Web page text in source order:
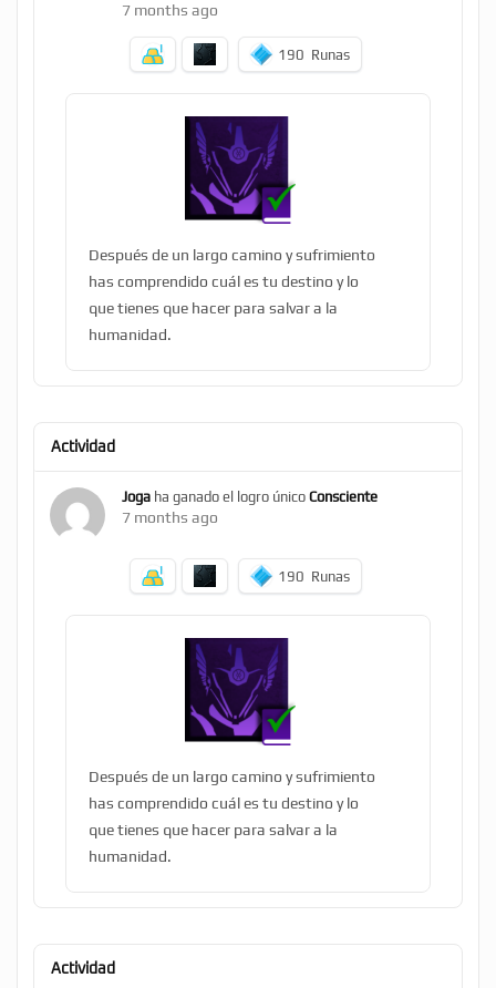
7 months ago
190 Runas
Después de un largo camino y sufrimiento
has comprendido cuál es tu destino y lo
que tienes que hacer para salvar a la
humanidad.
Actividad
Joga ha ganado el logro único Consciente
7 months ago
190 Runas
Después de un largo camino y sufrimiento
has comprendido cuál es tu destino y lo
que tienes que hacer para salvar a la
humanidad.
Actividad